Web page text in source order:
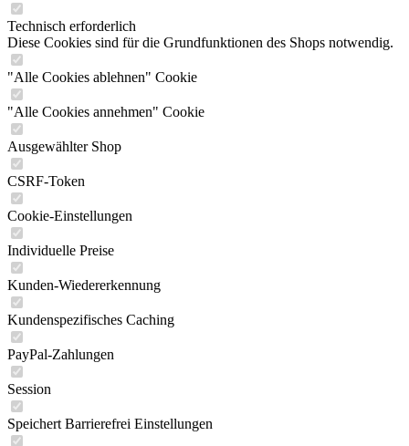
Technisch erforderlich
Diese Cookies sind für die Grundfunktionen des Shops notwendig.
"Alle Cookies ablehnen" Cookie
"Alle Cookies annehmen" Cookie
Ausgewählter Shop
CSRF-Token
Cookie-Einstellungen
Individuelle Preise
Kunden-Wiedererkennung
Kundenspezifisches Caching
PayPal-Zahlungen
Session
Speichert Barrierefrei Einstellungen